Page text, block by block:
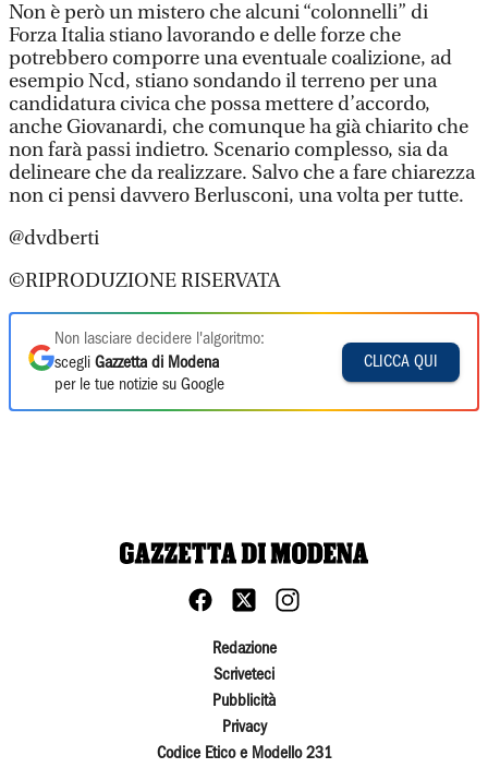
Non è però un mistero che alcuni “colonnelli” di
Forza Italia stiano lavorando e delle forze che
potrebbero comporre una eventuale coalizione, ad
esempio Ncd, stiano sondando il terreno per una
candidatura civica che possa mettere d’accordo,
anche Giovanardi, che comunque ha già chiarito che
non farà passi indietro. Scenario complesso, sia da
delineare che da realizzare. Salvo che a fare chiarezza
non ci pensi davvero Berlusconi, una volta per tutte.
@dvdberti
©RIPRODUZIONE RISERVATA
Non lasciare decidere l'algoritmo:
scegli Gazzetta di Modena
per le tue notizie su Google
CLICCA QUI
Redazione
Scriveteci
Pubblicità
Privacy
Codice Etico e Modello 231